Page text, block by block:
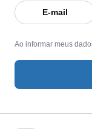
E-mail
Ao informar meus